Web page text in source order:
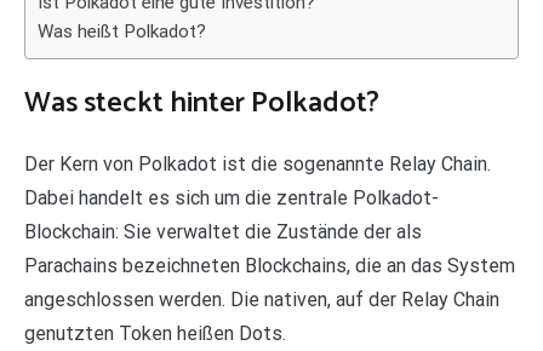
Was heißt Polkadot?
Was steckt hinter Polkadot?
Der Kern von Polkadot ist die sogenannte Relay Chain.
Dabei handelt es sich um die zentrale Polkadot-
Blockchain: Sie verwaltet die Zustände der als
Parachains bezeichneten Blockchains, die an das System
angeschlossen werden. Die nativen, auf der Relay Chain
genutzten Token heißen Dots.